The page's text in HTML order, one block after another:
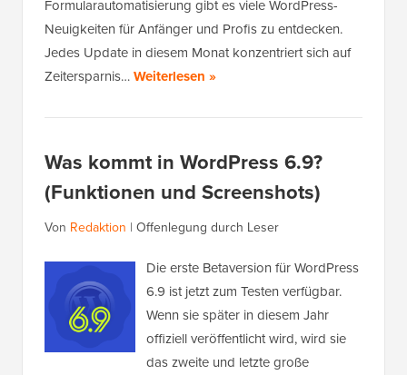
Formularautomatisierung gibt es viele WordPress-
Neuigkeiten für Anfänger und Profis zu entdecken.
Jedes Update in diesem Monat konzentriert sich auf
Zeitersparnis…Weiterlesen »
Was kommt in WordPress 6.9?
(Funktionen und Screenshots)
Von Redaktion | Offenlegung durch Leser
Die erste Betaversion für WordPress
6.9 ist jetzt zum Testen verfügbar.
Wenn sie später in diesem Jahr
offiziell veröffentlicht wird, wird sie
das zweite und letzte große